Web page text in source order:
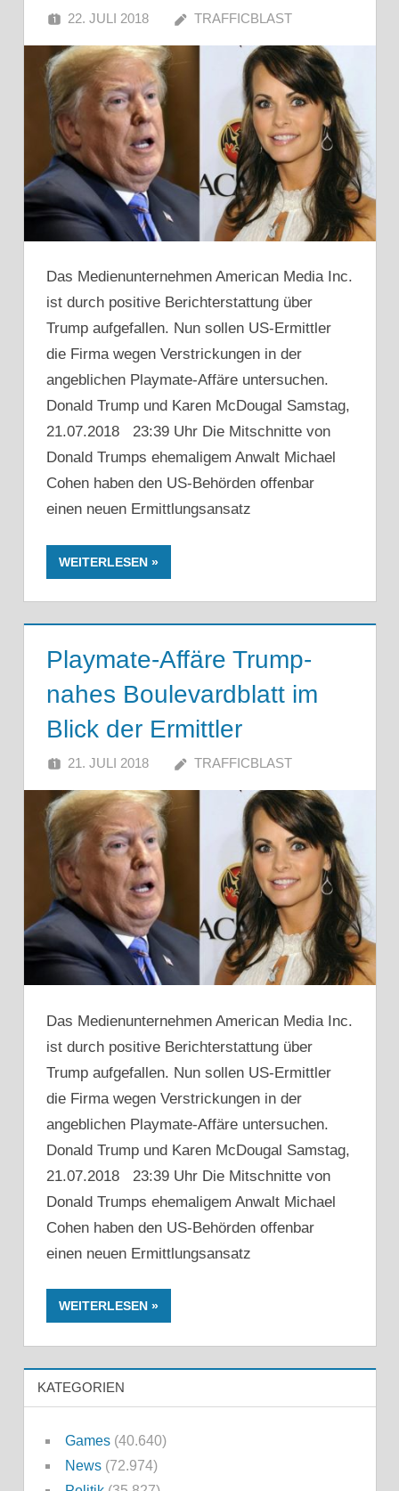
22. JULI 2018 TRAFFICBLAST
Das Medienunternehmen American Media Inc.
ist durch positive Berichterstattung über
Trump aufgefallen. Nun sollen US-Ermittler
die Firma wegen Verstrickungen in der
angeblichen Playmate-Affäre untersuchen.
Donald Trump und Karen McDougal Samstag,
21.07.2018 23:39 Uhr Die Mitschnitte von
Donald Trumps ehemaligem Anwalt Michael
Cohen haben den US-Behörden offenbar
einen neuen Ermittlungsansatz
WEITERLESEN
Playmate-Affäre Trump-
nahes Boulevardblatt im
Blick der Ermittler
21. JULI 2018 TRAFFICBLAST
Das Medienunternehmen American Media Inc.
ist durch positive Berichterstattung über
Trump aufgefallen. Nun sollen US-Ermittler
die Firma wegen Verstrickungen in der
angeblichen Playmate-Affäre untersuchen.
Donald Trump und Karen McDougal Samstag,
21.07.2018 23:39 Uhr Die Mitschnitte von
Donald Trumps ehemaligem Anwalt Michael
Cohen haben den US-Behörden offenbar
einen neuen Ermittlungsansatz
WEITERLESEN
KATEGORIEN
Games(40.640)
News(72.974)